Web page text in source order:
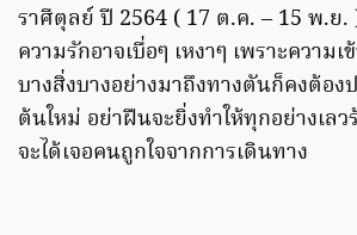
ราศีตุลย์ ปี 2564 ( 17 ต.ค. – 15 พ.ย.
ความรักอาจเบื่อๆ เหงาๆ เพราะความ
บางสิ่งบางอย่างมาถึงทางตันก็คงต้อง
ต้นใหม่ อย่าฝืนจะยิ่งทำให้ทุกอย่างเล
จะได้เจอคนถูกใจจากการเดินทาง